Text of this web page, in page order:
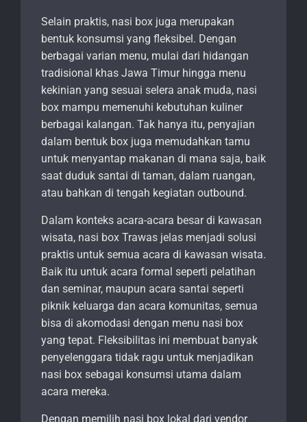
Selain praktis, nasi box juga merupakan
bentuk konsumsi yang fleksibel. Dengan
berbagai varian menu, mulai dari hidangan
tradisional khas Jawa Timur hingga menu
kekinian yang sesuai selera anak muda, nasi
box mampu memenuhi kebutuhan kuliner
berbagai kalangan. Tak hanya itu, penyajian
dalam bentuk box juga memudahkan tamu
untuk menyantap makanan di mana saja, baik
saat duduk santai di taman, dalam ruangan,
atau bahkan di tengah kegiatan outbound.
Dalam konteks acara-acara besar di kawasan
wisata, nasi box Trawas jelas menjadi solusi
praktis untuk semua acara di kawasan wisata.
Baik itu untuk acara formal seperti pelatihan
dan seminar, maupun acara santai seperti
piknik keluarga dan acara komunitas, semua
bisa di akomodasi dengan menu nasi box
yang tepat. Fleksibilitas ini membuat banyak
penyelenggara tidak ragu untuk menjadikan
nasi box sebagai konsumsi utama dalam
acara mereka.
Dengan memilih nasi box lokal dari vendor